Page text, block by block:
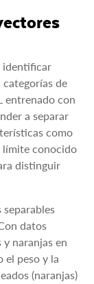
identificar
de
entrenado con
a separar
como
límite conocido
distinguir
datos
y naranjas en
el peso y la
(naranjas)